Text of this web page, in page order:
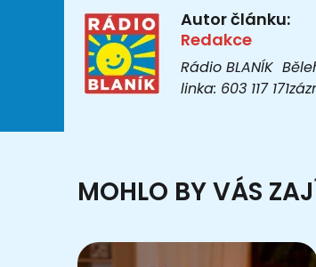
Autor článku:
Redakce
Rádio BLANÍK
linka: 603 117
MOHLO BY VÁS